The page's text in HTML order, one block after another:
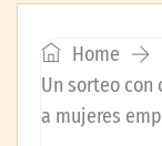
Home
Un sorteo
a mujeres